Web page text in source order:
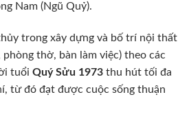
Nam (Ngũ Quỷ).
trong xây dựng và bố trí nội thất
thờ, bàn làm việc) theo các
tuổi Quý Sửu 1973 thu hút tối đa
từ đó đạt được cuộc sống thuận